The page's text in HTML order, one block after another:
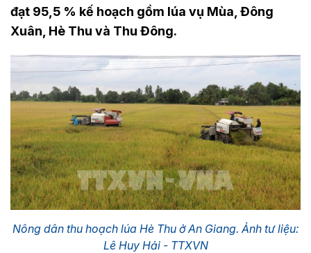
đạt 95,5 % kế hoạch gồm lúa vụ Mùa, Đông
Xuân, Hè Thu và Thu Đông.
Nông dân thu hoạch lúa Hè Thu ở An Giang. Ảnh tư liệu:
Lê Huy Hải - TTXVN